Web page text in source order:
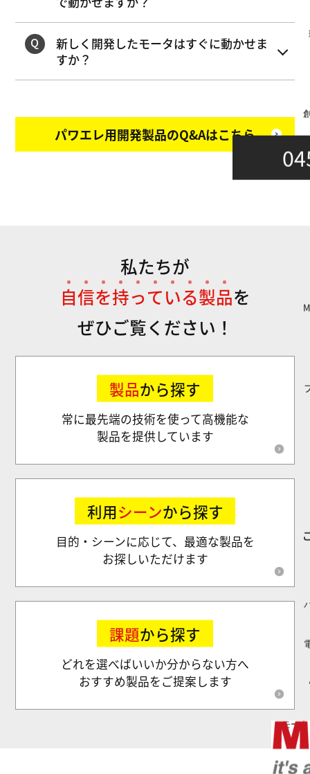
モー
新しく開発したモータはすぐに動かせま
すか？
パワエレ用開発製品のQ&Aはこちら
私たちが
自信を持っている製品を
ぜひご覧ください！
製品から探す
常に最先端の技術を使って高機能な
製品を提供しています
利用シーンから探す
目的・シーンに応じて、最適な製品を
お探しいただけます
課題から探す
どれを選べばいいか分からない方へ
おすすめ製品をご提案します